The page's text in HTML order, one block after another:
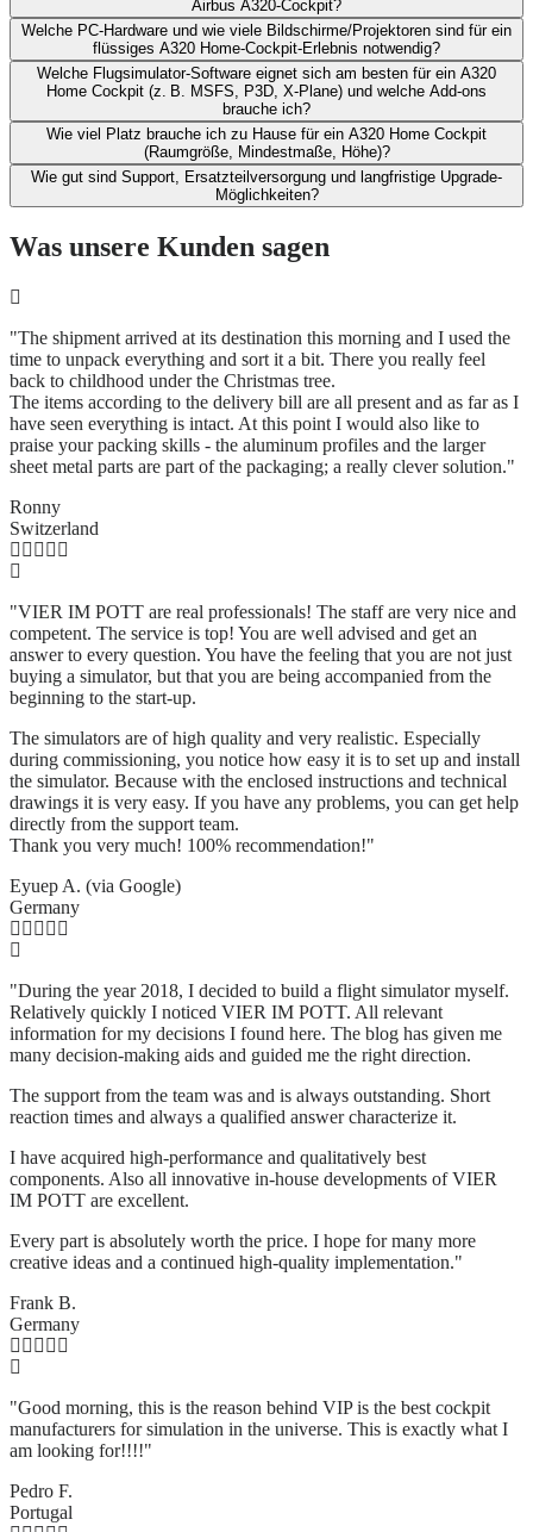
Airbus A320-Cockpit?​
Welche PC-Hardware und wie viele Bildschirme/Projektoren sind für ein
flüssiges A320 Home-Cockpit-Erlebnis notwendig?
Welche Flugsimulator-Software eignet sich am besten für ein A320
Home Cockpit (z. B. MSFS, P3D, X‑Plane) und welche Add-ons
brauche ich?​
Wie viel Platz brauche ich zu Hause für ein A320 Home Cockpit
(Raumgröße, Mindestmaße, Höhe)?​
Wie gut sind Support, Ersatzteilversorgung und langfristige Upgrade-
Möglichkeiten?
Was unsere Kunden sagen
"The shipment arrived at its destination this morning and I used the
time to unpack everything and sort it a bit. There you really feel
back to childhood under the Christmas tree.
The items according to the delivery bill are all present and as far as I
have seen everything is intact. At this point I would also like to
praise your packing skills - the aluminum profiles and the larger
sheet metal parts are part of the packaging; a really clever solution."
Ronny
Switzerland
"VIER IM POTT are real professionals! The staff are very nice and
competent. The service is top! You are well advised and get an
answer to every question. You have the feeling that you are not just
buying a simulator, but that you are being accompanied from the
beginning to the start-up.
The simulators are of high quality and very realistic. Especially
during commissioning, you notice how easy it is to set up and install
the simulator. Because with the enclosed instructions and technical
drawings it is very easy. If you have any problems, you can get help
directly from the support team.
Thank you very much! 100% recommendation!"
Eyuep A. (via Google)
Germany
"During the year 2018, I decided to build a flight simulator myself.
Relatively quickly I noticed VIER IM POTT. All relevant
information for my decisions I found here. The blog has given me
many decision-making aids and guided me the right direction.
The support from the team was and is always outstanding. Short
reaction times and always a qualified answer characterize it.
I have acquired high-performance and qualitatively best
components. Also all innovative in-house developments of VIER
IM POTT are excellent.
Every part is absolutely worth the price. I hope for many more
creative ideas and a continued high-quality implementation."
Frank B.
Germany
"Good morning, this is the reason behind VIP is the best cockpit
manufacturers for simulation in the universe. This is exactly what I
am looking for!!!!"
Pedro F.
Portugal